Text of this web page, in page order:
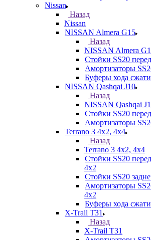
Nissan
Назад
Nissan
NISSAN Almera G15
Назад
NISSAN Almera
Стойки SS20
Амортизаторы
Буферы хода
NISSAN Qashqai J10
Назад
NISSAN Qashqai
Стойки SS20
Амортизаторы
Terrano 3 4х2, 4х4
Назад
Terrano 3 4х2, 4х4
Стойки SS20
4x2
Стойки SS20
Амортизаторы
4х2
Буферы хода
X-Trail T31
Назад
X-Trail T31